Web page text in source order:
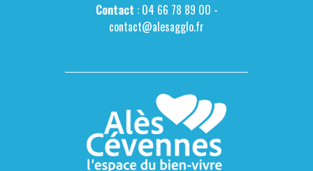
Contact : 04 66 78 89 00 -
contact@alesagglo.fr